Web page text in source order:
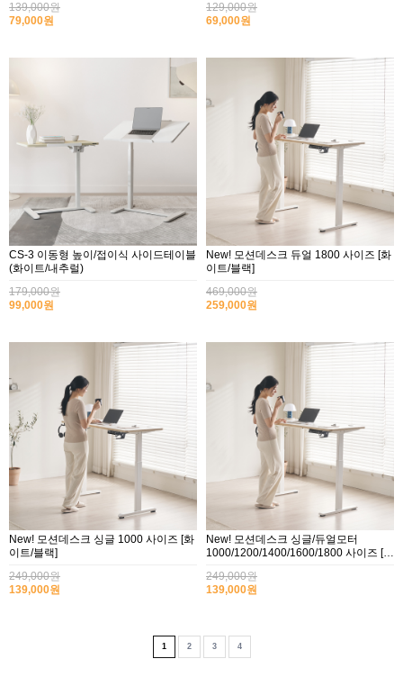
139,000원
79,000원
129,000원
69,000원
CS-3 이동형 높이/접이식 사이드테이블
(화이트/내추럴)
179,000원
99,000원
New! 모션데스크 듀얼 1800 사이즈 [화
이트/블랙]
469,000원
259,000원
New! 모션데스크 싱글 1000 사이즈 [화
이트/블랙]
249,000원
139,000원
New! 모션데스크 싱글/듀얼모터
1000/1200/1400/1600/1800 사이즈 [화
249,000원
139,000원
1 2 3 4
2019년 설 명절 배송지연 안내